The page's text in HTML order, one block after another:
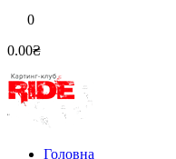
0
0.00₴
Головна